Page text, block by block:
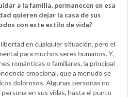
a la familia, permanecen en esa
quieren dejar la casa de sus
con este estilo de vida?
en cualquier situación, pero el
para muchos seres humanos. Y,
románticas o familiares, la principal
emocional, que a menudo se
dolorosos. Algunas personas no
en sus vidas, hasta el punto